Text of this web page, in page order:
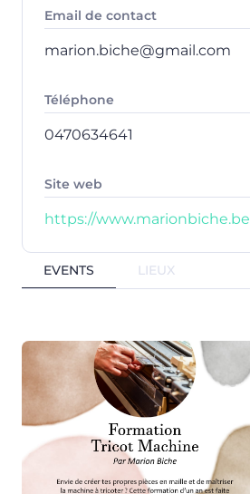
Email de contact
marion.biche@gmail.com
Téléphone
0470634641
Site web
https://www.marionbiche.be
EVENTS LIEUX